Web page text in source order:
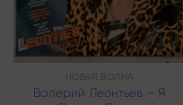
НОВАЯ ВОЛНА
Валерий Леонтьев – Я